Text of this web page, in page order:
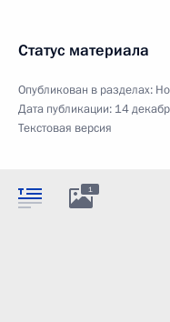
Статус материала
Опубликован в разделах:
Дата публикации: 14
Текстовая версия
1